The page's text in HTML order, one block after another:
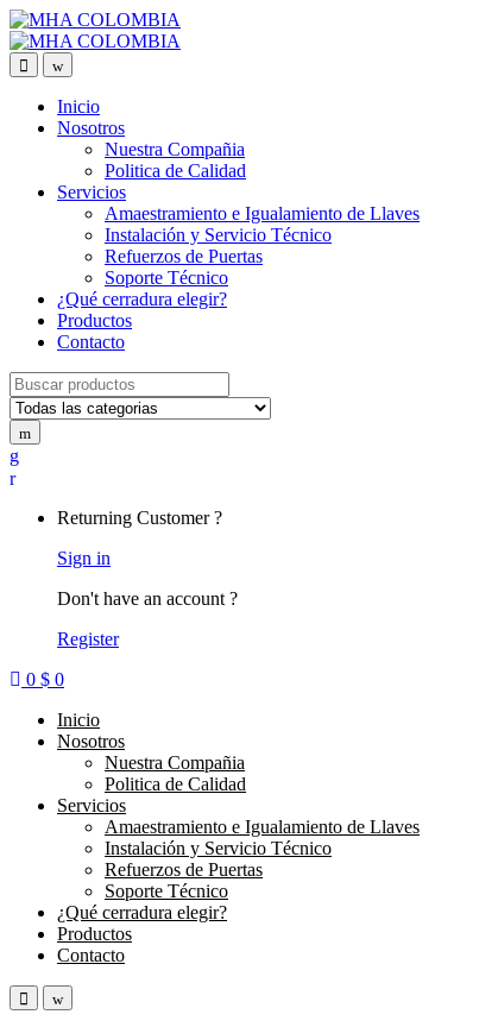
Inicio
Nosotros
Nuestra Compañia
Politica de Calidad
Servicios
Amaestramiento e Igualamiento de Llaves
Instalación y Servicio Técnico
Refuerzos de Puertas
Soporte Técnico
¿Qué cerradura elegir?
Productos
Contacto
Search for:
Returning Customer ?
Sign in
Don't have an account ?
Register
0 $ 0
Inicio
Nosotros
Nuestra Compañia
Politica de Calidad
Servicios
Amaestramiento e Igualamiento de Llaves
Instalación y Servicio Técnico
Refuerzos de Puertas
Soporte Técnico
¿Qué cerradura elegir?
Productos
Contacto